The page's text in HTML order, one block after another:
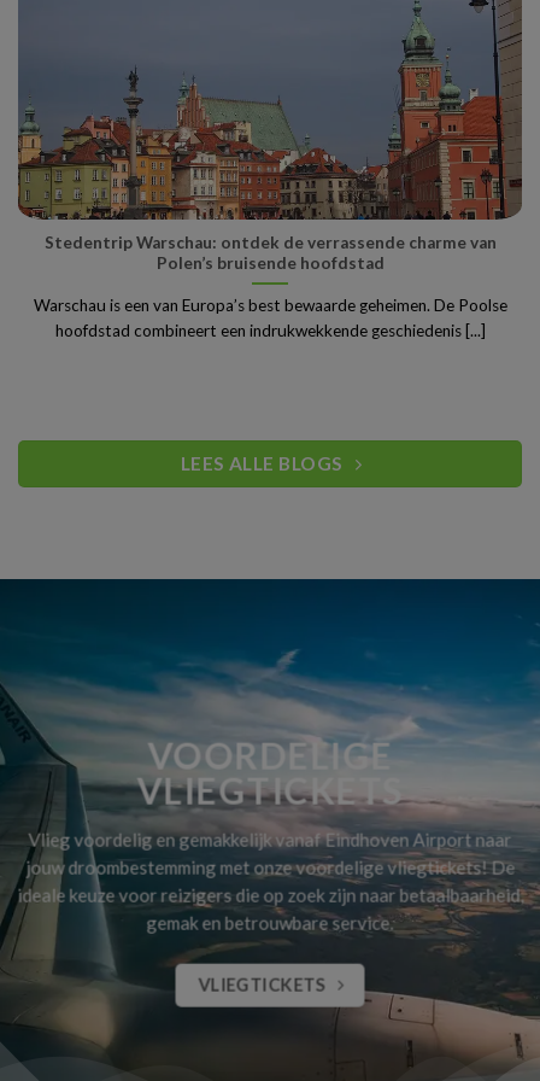
Stedentrip Warschau: ontdek de verrassende charme van
Polen’s bruisende hoofdstad
Warschau is een van Europa’s best bewaarde geheimen. De Poolse
hoofdstad combineert een indrukwekkende geschiedenis [...]
LEES ALLE BLOGS
VOORDELIGE
VLIEGTICKETS
Vlieg voordelig en gemakkelijk vanaf Eindhoven Airport naar
jouw droombestemming met onze voordelige vliegtickets! De
ideale keuze voor reizigers die op zoek zijn naar betaalbaarheid,
gemak en betrouwbare service.
VLIEGTICKETS